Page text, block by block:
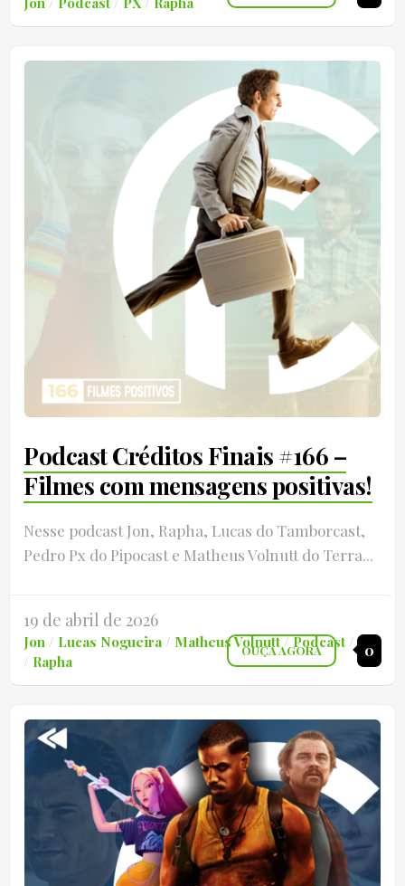
Podcast Créditos Finais #166 –
Filmes com mensagens positivas!
Nesse podcast Jon, Rapha, Lucas do Tamborcast,
Pedro Px do Pipocast e Matheus Volnutt do Terra...
19 de abril de 2026
Jon / Lucas Nogueira / Matheus Volnutt/Podcast /PX
/ Rapha
0
OUÇA AGORA